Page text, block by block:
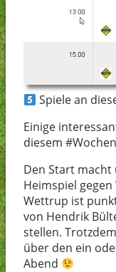
Spiele an
Einige
diesem
Den Start
Heimspiel
Wettrup ist
von Hendrik
stellen.
über den ein
Abend